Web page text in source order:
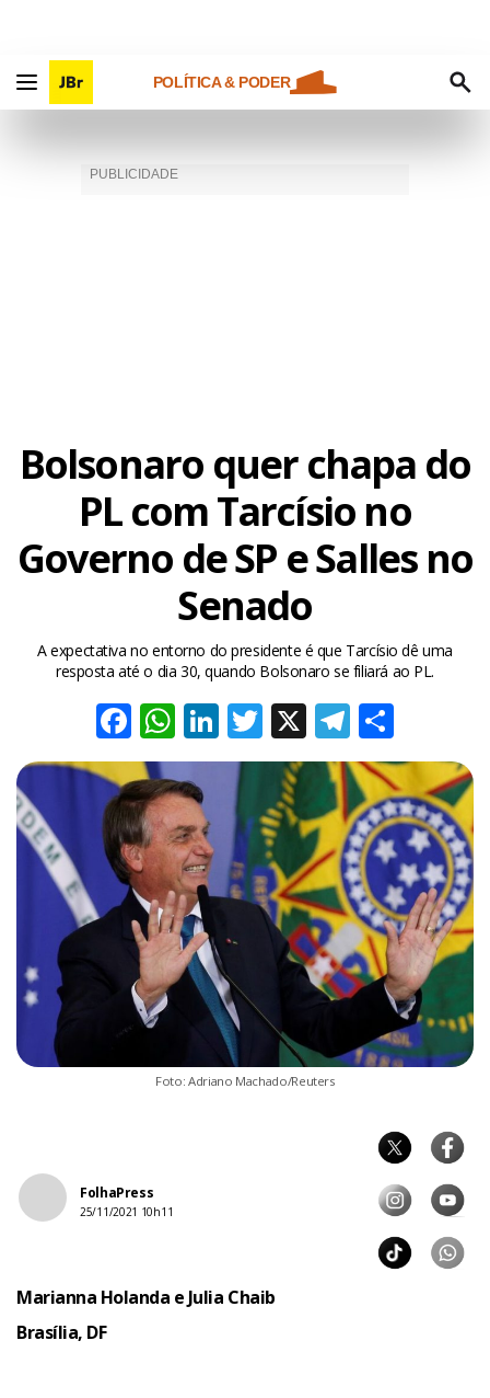
POLÍTICA & PODER
Bolsonaro quer chapa do
PL com Tarcísio no
Governo de SP e Salles no
Senado
A expectativa no entorno do presidente é que Tarcísio dê uma
resposta até o dia 30, quando Bolsonaro se filiará ao PL.
Facebook
WhatsApp
LinkedIn
Twitter
X
Foto: Adriano Machado/Reuters
FolhaPress
25/11/2021 10h11
Marianna Holanda e Julia Chaib
Brasília, DF